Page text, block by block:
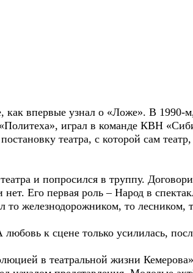
как впервые узнал о «Ложе». В 1990-
«Политеха», играл в команде КВН
театра, с которой сам
и попросился в труппу.
нет. Его первая роль – Народ в
то железнодорожником, то
к сцене только усилилась,
в театральной жизни